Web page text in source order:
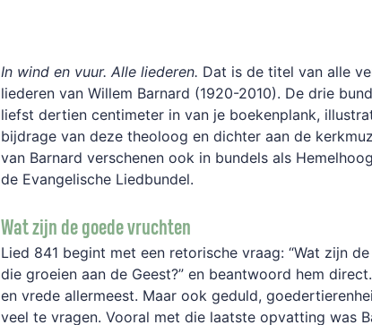
In wind en vuur. Alle liederen. Dat is de titel van alle
liederen van Willem Barnard (1920-2010). De drie
liefst dertien centimeter in van je boekenplank,
bijdrage van deze theoloog en dichter aan de
van Barnard verschenen ook in bundels als
de Evangelische Liedbundel.
Wat zijn de goede vruchten
Lied 841 begint met een retorische vraag: “Wat zijn
die groeien aan de Geest?” en beantwoord hem
en vrede allermeest. Maar ook geduld,
veel te vragen. Vooral met die laatste opvatting was